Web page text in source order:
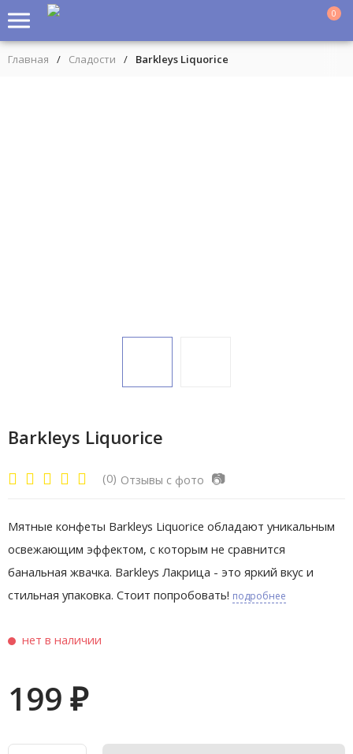
0
Главная / Сладости / Barkleys Liquorice
Barkleys Liquorice
(0) Отзывы с фото 📷
Мятные конфеты Barkleys Liquorice обладают уникальным
освежающим эффектом, с которым не сравнится
банальная жвачка. Barkleys Лакрица - это яркий вкус и
стильная упаковка. Стоит попробовать! подробнее
нет в наличии
199 ₽